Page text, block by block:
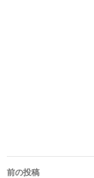
投
前の投稿